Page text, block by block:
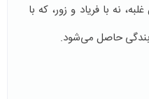
نه با فریاد و زور، که با
بندگی حاصل می‌شود.